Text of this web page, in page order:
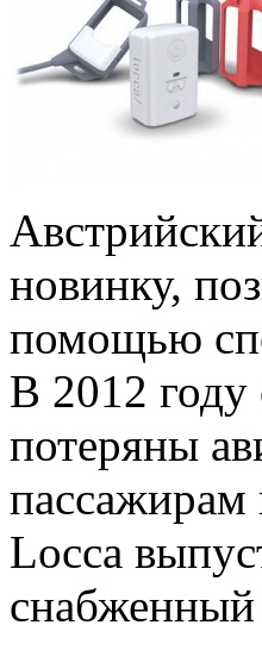
новинку,
помощью
В 2012
потеряны
пассажирам
Locca